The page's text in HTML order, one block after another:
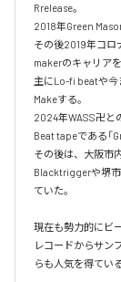
Rrelease。
2018年Green
その後2019年コロ
makerのキャリア
主にLo-fi beatや今
Makeする。
2024年WASS卍と
Beat tapeである「
その後は、大阪市
Blacktriggerや堺市
ていた。
現在も勢力的にビ
レコードからサン
らも人気を得ている